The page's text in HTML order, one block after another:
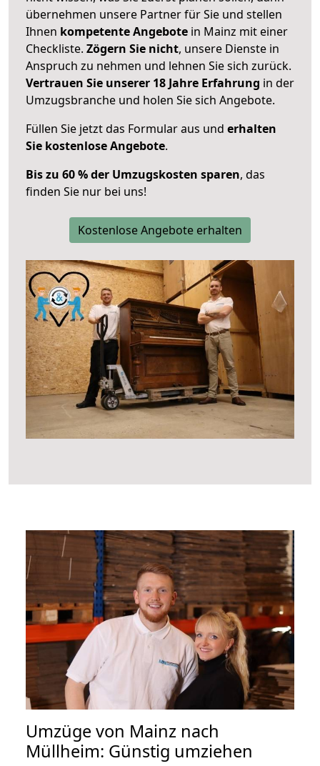
übernehmen unsere Partner für Sie und stellen
Ihnen kompetente Angebote in Mainz mit einer
Checkliste. Zögern Sie nicht, unsere Dienste in
Anspruch zu nehmen und lehnen Sie sich zurück.
Vertrauen Sie unserer 18 Jahre Erfahrung in der
Umzugsbranche und holen Sie sich Angebote.
Füllen Sie jetzt das Formular aus und erhalten
Sie kostenlose Angebote.
Bis zu 60 % der Umzugskosten sparen, das
finden Sie nur bei uns!
Kostenlose Angebote erhalten
Umzüge von Mainz nach
Müllheim: Günstig umziehen